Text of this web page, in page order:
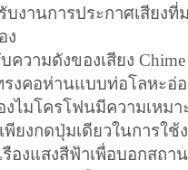
บงานการประกาศเสียงที่
ง
ความดังของเสียง
งคอห่านแบบท่อโลหะอ่
ไมโครโฟนมีความเหมา
พียงกดปุ่มเดียวในการใช้
รืองแสงสีฟ้าเพื่อบอกสถา